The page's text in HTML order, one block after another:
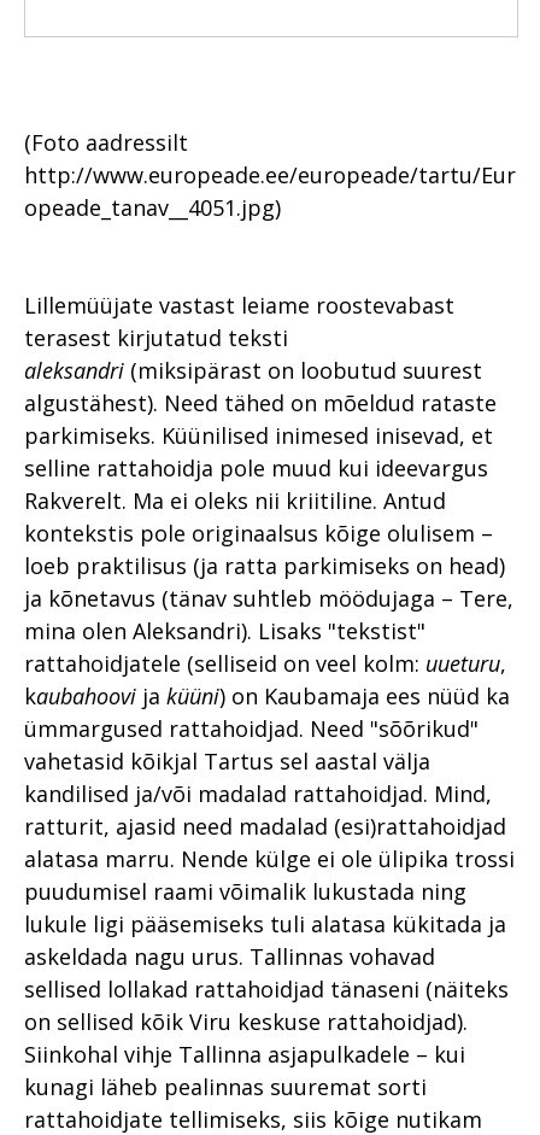
(Foto aadressilt
http://www.europeade.ee/europeade/tartu/Eur
opeade_tanav__4051.jpg)
Lillemüüjate vastast leiame roostevabast
terasest kirjutatud teksti
aleksandri (miksipärast on loobutud suurest
algustähest). Need tähed on mõeldud rataste
parkimiseks. Küünilised inimesed inisevad, et
selline rattahoidja pole muud kui ideevargus
Rakverelt. Ma ei oleks nii kriitiline. Antud
kontekstis pole originaalsus kõige olulisem –
loeb praktilisus (ja ratta parkimiseks on head)
ja kõnetavus (tänav suhtleb möödujaga – Tere,
mina olen Aleksandri). Lisaks "tekstist"
rattahoidjatele (selliseid on veel kolm: uueturu,
kaubahoovi ja küüni) on Kaubamaja ees nüüd ka
ümmargused rattahoidjad. Need "sõõrikud"
vahetasid kõikjal Tartus sel aastal välja
kandilised ja/või madalad rattahoidjad. Mind,
ratturit, ajasid need madalad (esi)rattahoidjad
alatasa marru. Nende külge ei ole ülipika trossi
puudumisel raami võimalik lukustada ning
lukule ligi pääsemiseks tuli alatasa kükitada ja
askeldada nagu urus. Tallinnas vohavad
sellised lollakad rattahoidjad tänaseni (näiteks
on sellised kõik Viru keskuse rattahoidjad).
Siinkohal vihje Tallinna asjapulkadele – kui
kunagi läheb pealinnas suuremat sorti
rattahoidjate tellimiseks, siis kõige nutikam